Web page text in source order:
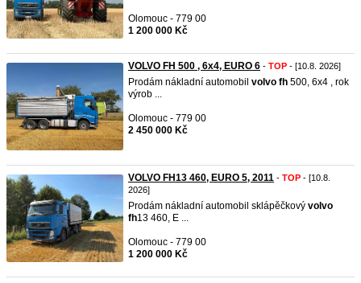
Olomouc - 779 00
1 200 000 Kč
VOLVO FH 500 , 6x4, EURO 6 - TOP - [10.8. 2026]
Prodám nákladní automobil volvo fh 500, 6x4 , rok
výrob ...
Olomouc - 779 00
2 450 000 Kč
VOLVO FH13 460, EURO 5, 2011 - TOP - [10.8.
2026]
Prodám nákladní automobil sklápěčkový volvo
fh13 460, E ...
Olomouc - 779 00
1 200 000 Kč